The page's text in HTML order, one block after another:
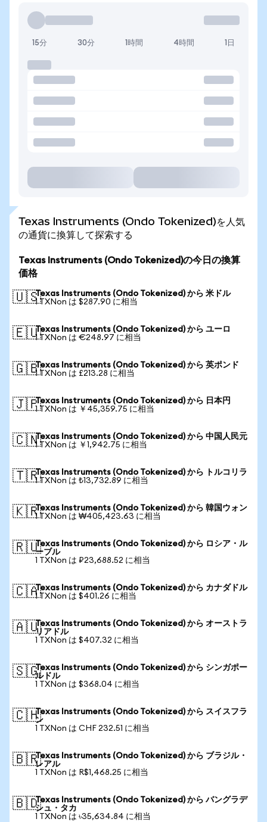
15分 30分 1時間 4時間 1日
Texas Instruments (Ondo Tokenized)を人気
の通貨に換算して探索する
Texas Instruments (Ondo Tokenized)の今日の換算
価格
🇺🇸Texas Instruments (Ondo Tokenized) から 米ドル
1 TXNon は $287.90 に相当
🇪🇺Texas Instruments (Ondo Tokenized) から ユーロ
1 TXNon は €248.97 に相当
🇬🇧Texas Instruments (Ondo Tokenized) から 英ポンド
1 TXNon は £213.28 に相当
🇯🇵Texas Instruments (Ondo Tokenized) から 日本円
1 TXNon は ￥45,359.75 に相当
🇨🇳Texas Instruments (Ondo Tokenized) から 中国人民元
1 TXNon は ￥1,942.75 に相当
🇹🇷Texas Instruments (Ondo Tokenized) から トルコリラ
1 TXNon は ₺13,732.89 に相当
🇰🇷Texas Instruments (Ondo Tokenized) から 韓国ウォン
1 TXNon は ₩405,423.63 に相当
🇷🇺Texas Instruments (Ondo Tokenized) から ロシア・ル
ーブル
1 TXNon は ₽23,688.52 に相当
🇨🇦Texas Instruments (Ondo Tokenized) から カナダドル
1 TXNon は $401.26 に相当
🇦🇺Texas Instruments (Ondo Tokenized) から オーストラ
リアドル
1 TXNon は $407.32 に相当
🇸🇬Texas Instruments (Ondo Tokenized) から シンガポー
ルドル
1 TXNon は $368.04 に相当
🇨🇭Texas Instruments (Ondo Tokenized) から スイスフラ
ン
1 TXNon は CHF 232.51 に相当
🇧🇷Texas Instruments (Ondo Tokenized) から ブラジル・
レアル
1 TXNon は R$1,468.25 に相当
🇧🇩Texas Instruments (Ondo Tokenized) から バングラデ
シュ・タカ
1 TXNon は ৳35,634.84 に相当